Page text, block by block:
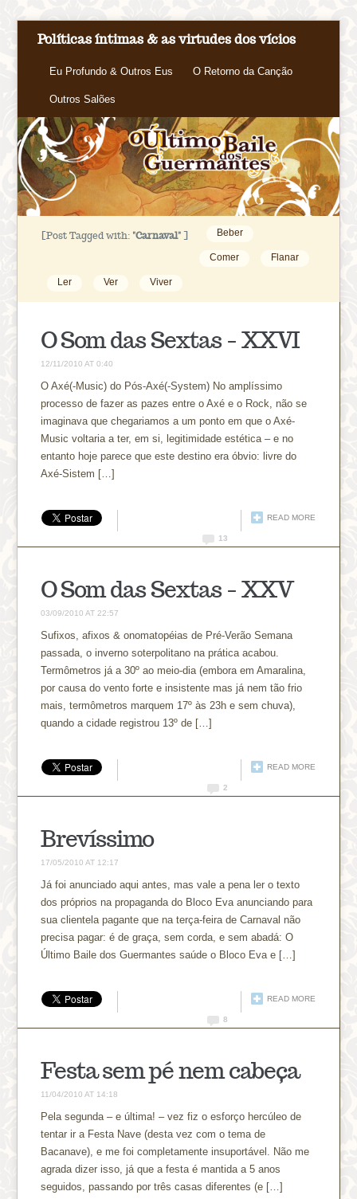
Políticas íntimas & as virtudes dos vícios
Eu Profundo & Outros Eus O Retorno da Canção
Outros Salões
[Post Tagged with: "Carnaval" ] Beber
Comer Flanar
Ler Ver Viver
O Som das Sextas – XXVI
12/11/2010 AT 0:40
O Axé(-Music) do Pós-Axé(-System) No amplíssimo
processo de fazer as pazes entre o Axé e o Rock, não se
imaginava que chegariamos a um ponto em que o Axé-
Music voltaria a ter, em si, legitimidade estética – e no
entanto hoje parece que este destino era óbvio: livre do
Axé-Sistem […]
READ MORE
13
O Som das Sextas – XXV
03/09/2010 AT 22:57
Sufixos, afixos & onomatopéias de Pré-Verão Semana
passada, o inverno soterpolitano na prática acabou.
Termômetros já a 30º ao meio-dia (embora em Amaralina,
por causa do vento forte e insistente mas já nem tão frio
mais, termômetros marquem 17º às 23h e sem chuva),
quando a cidade registrou 13º de […]
READ MORE
2
Brevíssimo
17/05/2010 AT 12:17
Já foi anunciado aqui antes, mas vale a pena ler o texto
dos próprios na propaganda do Bloco Eva anunciando para
sua clientela pagante que na terça-feira de Carnaval não
precisa pagar: é de graça, sem corda, e sem abadá: O
Último Baile dos Guermantes saúde o Bloco Eva e […]
READ MORE
8
Festa sem pé nem cabeça
11/04/2010 AT 14:18
Pela segunda – e última! – vez fiz o esforço hercúleo de
tentar ir a Festa Nave (desta vez com o tema de
Bacanave), e me foi completamente insuportável. Não me
agrada dizer isso, já que a festa é mantida a 5 anos
seguidos, passando por três casas diferentes (e […]